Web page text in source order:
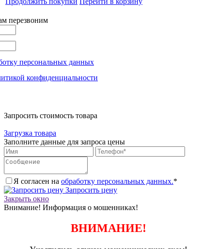
перезвоним
персональных данных
конфиденциальности
Запросить стоимость товара
Загрузка товара
Заполните данные для запроса цены
Я согласен на обработку персональных данных.*
Запросить цену
Закрыть окно
Внимание! Информация о мошенниках!
ВНИМАНИЕ!